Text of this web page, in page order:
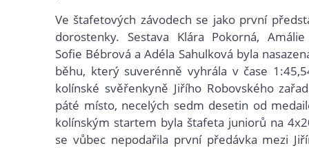
Ve štafetových závodech se jako první
dorostenky. Sestava Klára Pokorná, Amálie
Sofie Bébrová a Adéla Sahulková byla
běhu, který suverénně vyhrála v čase
kolínské svěřenkyně Jiřího Robovského
páté místo, necelých sedm desetin od
kolínským startem byla štafeta juniorů na
se vůbec nepodařila první předávka mezi